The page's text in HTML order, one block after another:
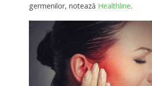
germenilor, notează Healthline.